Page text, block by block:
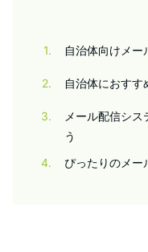
1 自治体向けメ
2 自治体におす
3
メール配信シ
う
4
ぴったりのメー